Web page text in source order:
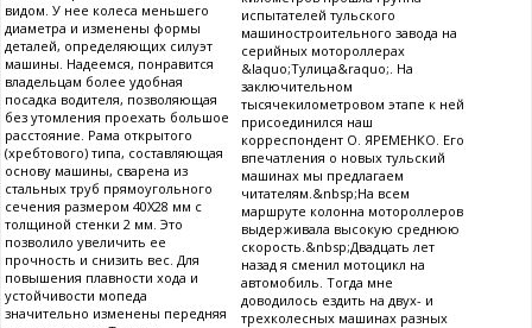
видом. У нее колеса меньшего
диаметра и изменены формы
деталей, определяющих силуэт
машины. Надеемся, понравится
владельцам более удобная
посадка водителя, позволяющая
без утомления проехать большое
расстояние. Рама открытого
(хребтового) типа, составляющая
основу машины, сварена из
стальных труб прямоугольного
сечения размером 40X28 мм с
толщиной стенки 2 мм. Это
позволило увеличить ее
прочность и снизить вес. Для
повышения плавности хода и
устойчивости мопеда
значительно изменены передняя
испытателей тульского
машиностроительного завода на
серийных мотороллерах
&laquo;Тулица&raquo;. На
заключительном
тысячекилометровом этапе к ней
присоединился наш
корреспондент О. ЯРЕМЕНКО. Его
впечатления о новых тульский
машинах мы предлагаем
читателям.&nbsp;На всем
маршруте колонна мотороллеров
выдерживала высокую среднюю
скорость.&nbsp;Двадцать лет
назад я сменил мотоцикл на
автомобиль. Тогда мне
доводилось ездить на двух- и
трехколесных машинах разных